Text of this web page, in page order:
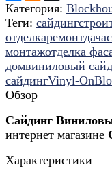
Категория:
Теги: сайдинг
отделкаремонтдача
монтажотделка
домвиниловый
сайдингVinyl-On
Обзор
Сайдинг
интернет магазине
Характеристики